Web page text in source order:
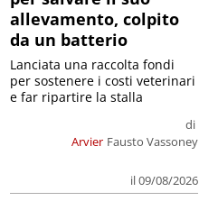
allevamento, colpito
da un batterio
Arvier
di
Fausto Vassoney
il 09/08/2026
Lanciata una raccolta fondi
per sostenere i costi veterinari
e far ripartire la stalla